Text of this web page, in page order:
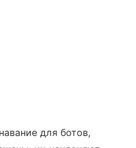
для ботов,